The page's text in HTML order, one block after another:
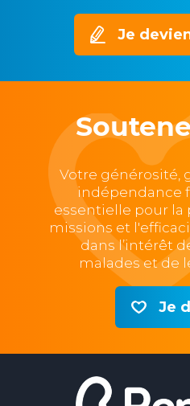
Je
Votre générosité,
indépendance
essentielle pour la
missions et
dans l’intérêt
malades et de
Je